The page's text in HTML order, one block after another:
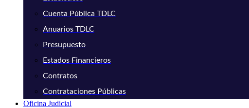
Cuenta Pública TDLC
Anuarios TDLC
Presupuesto
Estados Financieros
Contratos
Contrataciones Públicas
Oficina Judicial